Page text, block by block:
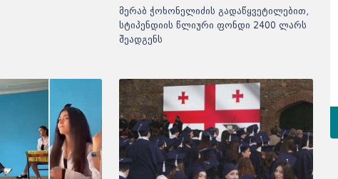
მერაბ ჭოხონელიძის გადაწყვეტილებით,
სტიპენდიის წლიური ფონდი 2400 ლარს
შეადგენს